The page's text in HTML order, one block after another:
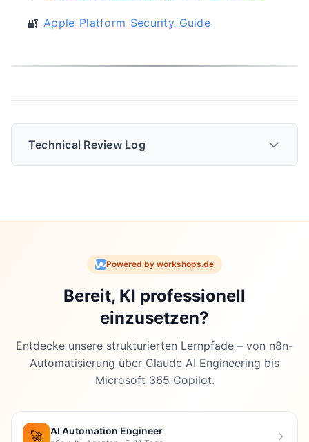
🔐Apple Platform Security Guide
Technical Review Log
Technical Review vom
Review-Status: PASSED_WITH_CHANGES
Vorgenommene Änderungen:
Performance-Zahlen
: “40% schnellere
Verarbeitung” entfernt - nicht verifizierbar durch
Quellen
Powered by workshops.de
Bereit, KI professionell
einzusetzen?
Entdecke unsere strukturierten Lernpfade – von n8n-
Automatisierung über Claude AI Engineering bis
Microsoft 365 Copilot.
🚀 AI Automation Engineer